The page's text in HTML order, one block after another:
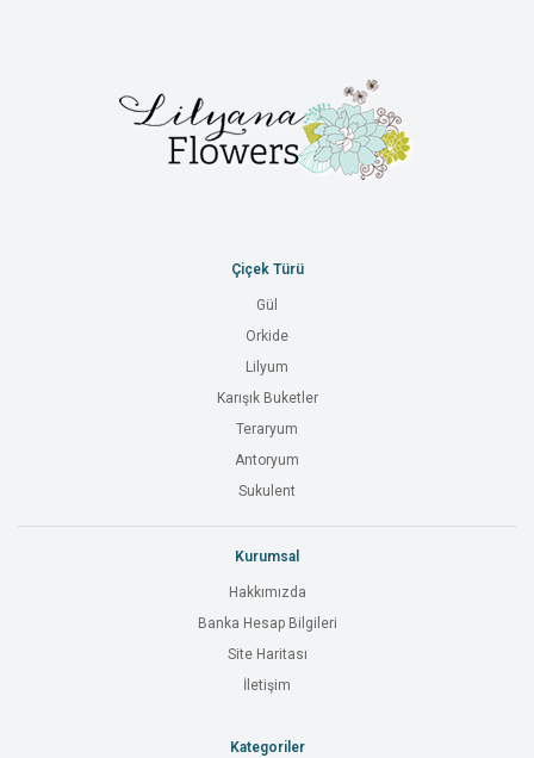
Çiçek Türü
Gül
Orkide
Lilyum
Karışık Buketler
Teraryum
Antoryum
Sukulent
Kurumsal
Hakkımızda
Banka Hesap Bilgileri
Site Haritası
İletişim
Kategoriler